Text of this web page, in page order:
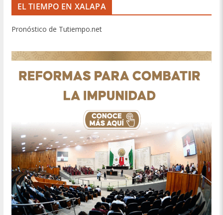
EL TIEMPO EN XALAPA
Pronóstico de Tutiempo.net